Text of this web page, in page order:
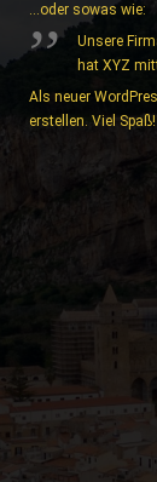
…oder sowas wie:
Unsere
hat XYZ
Als neuer
erstellen. Viel Spaß!